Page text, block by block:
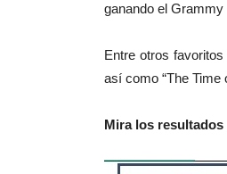
ganando el Grammy
Entre otros
así como “The Time
Mira los